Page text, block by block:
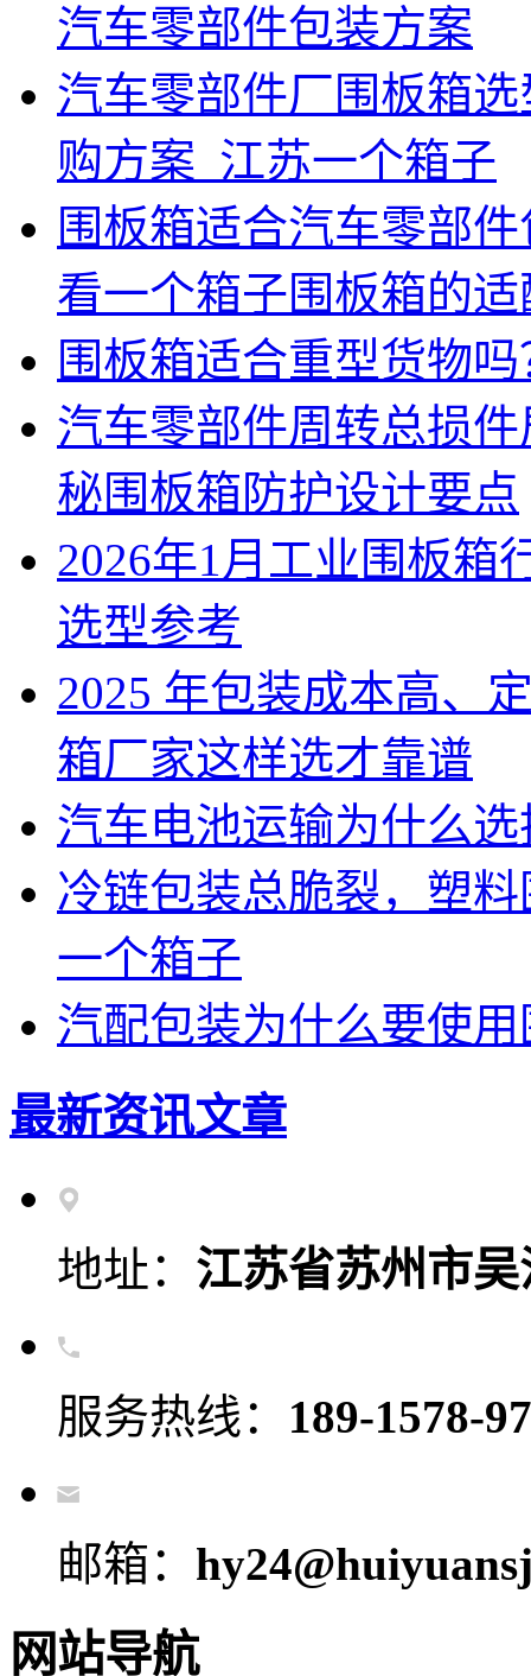
汽车零部件包装方案
汽车零部件厂围板箱
购方案_江苏一个箱子
围板箱适合汽车零部
看一个箱子围板箱的适
围板箱适合重型货物
汽车零部件周转总损
秘围板箱防护设计要点
2026年1月工业围板箱
选型参考
2025 年包装成本高、
箱厂家这样选才靠谱
汽车电池运输为什么
冷链包装总脆裂，塑
一个箱子
汽配包装为什么要使
最新资讯文章
地址： 江苏省苏州市
服务热线： 189-1578-
邮箱：
网站导航